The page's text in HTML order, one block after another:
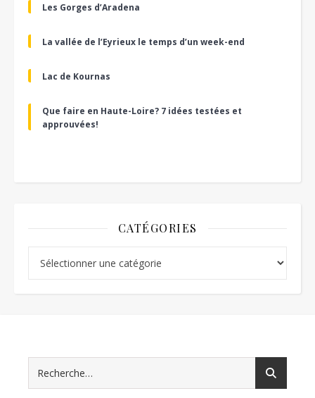
Les Gorges d’Aradena
La vallée de l’Eyrieux le temps d’un week-end
Lac de Kournas
Que faire en Haute-Loire? 7 idées testées et
approuvées!
CATÉGORIES